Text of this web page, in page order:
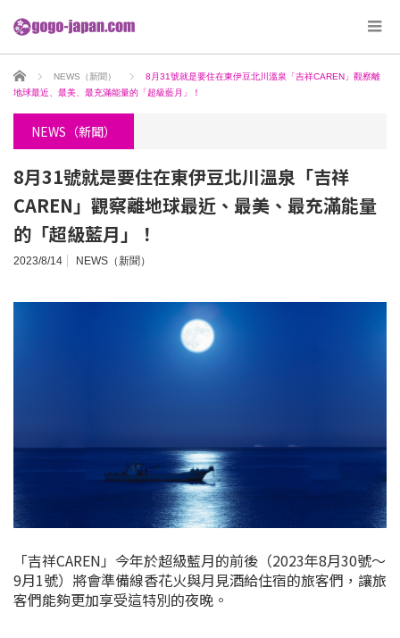
ホーム NEWS（新聞）
8月31號就是要住在東伊豆北川溫泉「吉祥CAREN」觀察離
地球最近、最美、最充滿能量的「超級藍月」！
NEWS（新聞）
8月31號就是要住在東伊豆北川溫泉「吉祥
CAREN」觀察離地球最近、最美、最充滿能量
的「超級藍月」！
2023/8/14 NEWS（新聞）
「吉祥CAREN」今年於超級藍月的前後（2023年8月30號～
9月1號）將會準備線香花火與月見酒給住宿的旅客們，讓旅
客們能夠更加享受這特別的夜晚。